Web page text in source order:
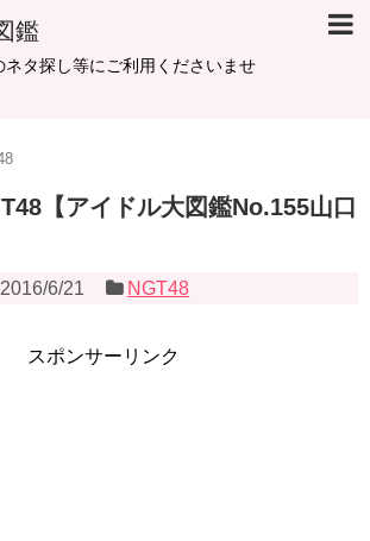
鑑
ネタ探し等にご利用くださいませ
【アイドル大図鑑No.155山口
2016/6/21 NGT48
スポンサーリンク